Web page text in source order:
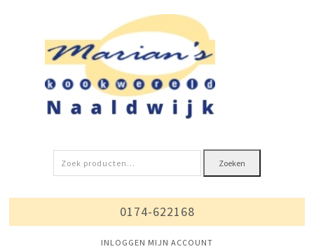
Zoeken
naar:
Zoeken
0174-622168
INLOGGEN MIJN ACCOUNT